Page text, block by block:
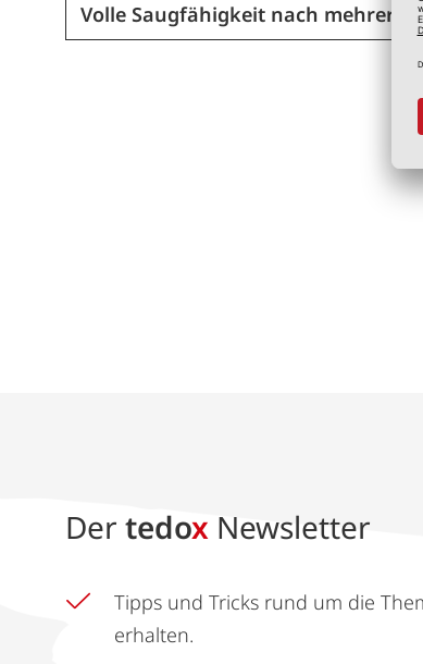
Volle Saugfähigkeit nach mehreren
Der tedox Newsletter
Tipps und Tricks rund um die
erhalten.